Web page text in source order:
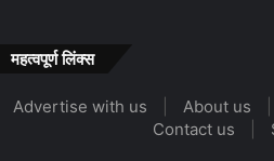
महत्वपूर्ण लिंक्स
Advertise with us About us
Contact us